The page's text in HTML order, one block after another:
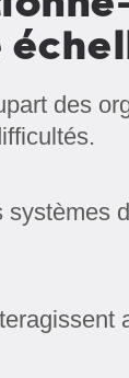
des
systèmes